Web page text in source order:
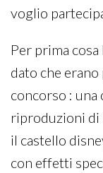
voglio
Per prima
dato che
concorso : una
riproduzioni di
il castello
con effetti